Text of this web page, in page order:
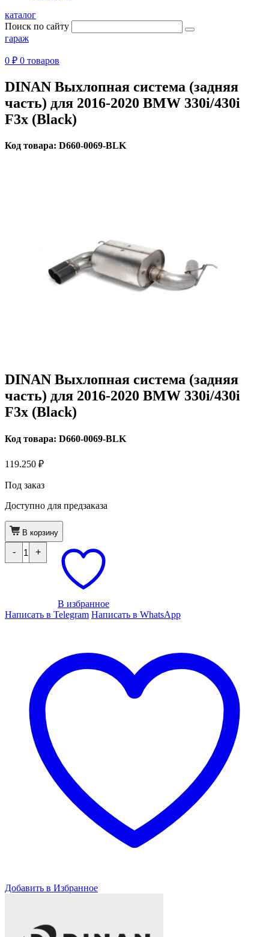
каталог
Поиск по сайту
гараж
0 ₽ 0 товаров
DINAN Выхлопная система (задняя
часть) для 2016-2020 BMW 330i/430i
F3x (Black)
Код товара: D660-0069-BLK
DINAN Выхлопная система (задняя
часть) для 2016-2020 BMW 330i/430i
F3x (Black)
Код товара: D660-0069-BLK
119.250 ₽
Под заказ
Доступно для предзаказа
В корзину
-
Количество
товара
DINAN
Выхлопная
для
(Black)
+
В избранное
Написать в Telegram Написать в WhatsApp
Добавить в Избранное